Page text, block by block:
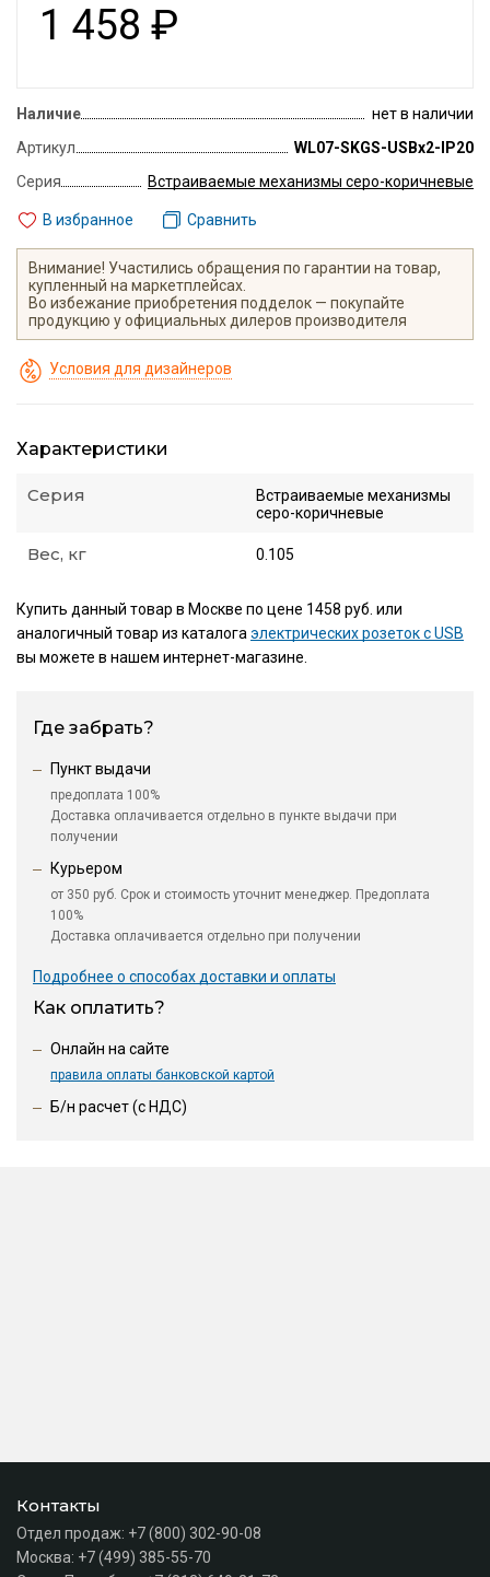
1 458 ₽
Наличие
нет в наличии
Артикул
WL07-SKGS-USBx2-IP20
Серия
Встраиваемые механизмы серо-коричневые
В избранное Сравнить
Внимание! Участились обращения по гарантии на товар,
купленный на маркетплейсах.
Во избежание приобретения подделок — покупайте
продукцию у официальных дилеров производителя
Условия для дизайнеров
Характеристики
Серия
Встраиваемые механизмы
серо-коричневые
Вес, кг 0.105
Купить данный товар в Москве по цене 1458 руб. или
аналогичный товар из каталогаэлектрических розеток с USB
вы можете в нашем интернет-магазине.
Где забрать?
Пункт выдачи
предоплата 100%
Доставка оплачивается отдельно в пункте выдачи при
получении
Курьером
от 350 руб. Срок и стоимость уточнит менеджер. Предоплата
100%
Доставка оплачивается отдельно при получении
Подробнее о способах доставки и оплаты
Как оплатить?
Онлайн на сайте
правила оплаты банковской картой
Б/н расчет (c НДС)
Контакты
Отдел продаж: +7 (800) 302-90-08
Москва: +7 (499) 385-55-70